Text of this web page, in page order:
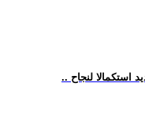
استكمالا لنجاح